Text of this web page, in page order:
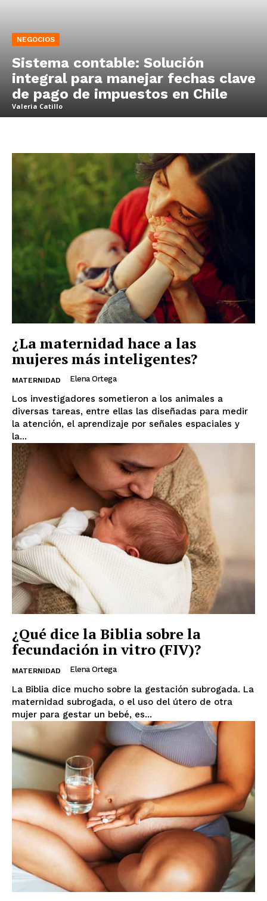
NEGOCIOS
Sistema contable: Solución
integral para manejar fechas clave
de pago de impuestos en Chile
Valeria Catillo
¿La maternidad hace a las
mujeres más inteligentes?
MATERNIDAD Elena Ortega
Los investigadores sometieron a los animales a
diversas tareas, entre ellas las diseñadas para medir
la atención, el aprendizaje por señales espaciales y
la...
¿Qué dice la Biblia sobre la
fecundación in vitro (FIV)?
MATERNIDAD Elena Ortega
La Biblia dice mucho sobre la gestación subrogada. La
maternidad subrogada, o el uso del útero de otra
mujer para gestar un bebé, es...